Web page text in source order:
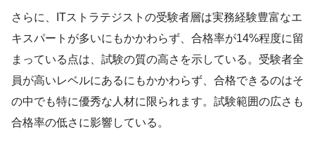
さらに、ITストラテジストの受験者層は実務経験豊富なエ
キスパートが多いにもかかわらず、合格率が14%程度に留
まっている点は、試験の質の高さを示している。受験者全
員が高いレベルにあるにもかかわらず、合格できるのはそ
の中でも特に優秀な人材に限られます。試験範囲の広さも
合格率の低さに影響している。